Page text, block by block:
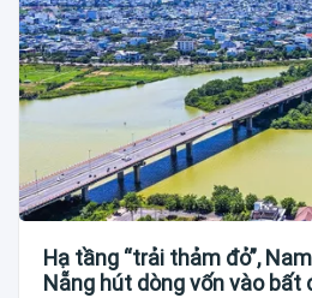
Hạ tầng “trải thảm đỏ”,
Nẵng hút dòng vốn vào bất